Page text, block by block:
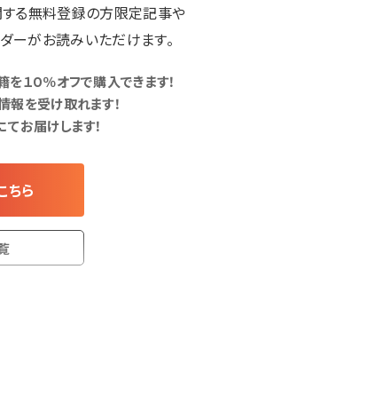
する無料登録の方限定記事や
ーがお読みいただけます。
１０％オフで購入できます！
を受け取れます！
お届けします！
ちら